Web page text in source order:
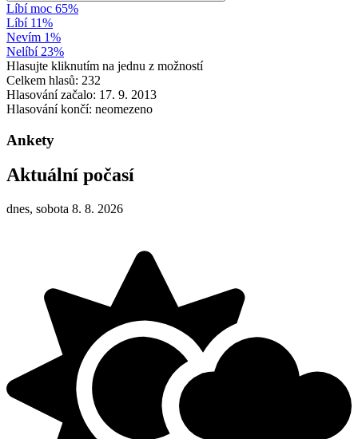
Líbí moc 65%
Líbí 11%
Nevím 1%
Nelíbí 23%
Hlasujte kliknutím na jednu z možností
Celkem hlasů: 232
Hlasování začalo: 17. 9. 2013
Hlasování končí: neomezeno
Ankety
Aktuální počasí
dnes, sobota 8. 8. 2026